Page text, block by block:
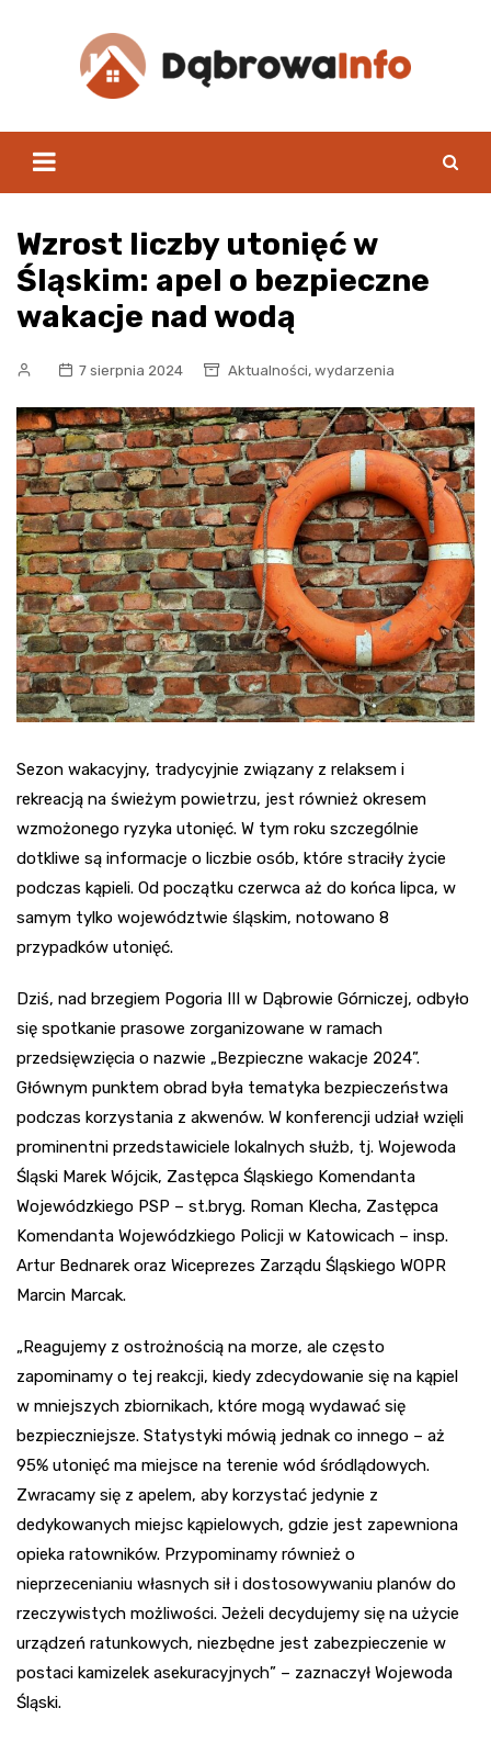
Wzrost liczby utonięć w
Śląskim: apel o bezpieczne
wakacje nad wodą
7 sierpnia 2024 Aktualności, wydarzenia
Sezon wakacyjny, tradycyjnie związany z relaksem i
rekreacją na świeżym powietrzu, jest również okresem
wzmożonego ryzyka utonięć. W tym roku szczególnie
dotkliwe są informacje o liczbie osób, które straciły życie
podczas kąpieli. Od początku czerwca aż do końca lipca, w
samym tylko województwie śląskim, notowano 8
przypadków utonięć.
Dziś, nad brzegiem Pogoria III w Dąbrowie Górniczej, odbyło
się spotkanie prasowe zorganizowane w ramach
przedsięwzięcia o nazwie „Bezpieczne wakacje 2024”.
Głównym punktem obrad była tematyka bezpieczeństwa
podczas korzystania z akwenów. W konferencji udział wzięli
prominentni przedstawiciele lokalnych służb, tj. Wojewoda
Śląski Marek Wójcik, Zastępca Śląskiego Komendanta
Wojewódzkiego PSP – st.bryg. Roman Klecha, Zastępca
Komendanta Wojewódzkiego Policji w Katowicach – insp.
Artur Bednarek oraz Wiceprezes Zarządu Śląskiego WOPR
Marcin Marcak.
„Reagujemy z ostrożnością na morze, ale często
zapominamy o tej reakcji, kiedy zdecydowanie się na kąpiel
w mniejszych zbiornikach, które mogą wydawać się
bezpieczniejsze. Statystyki mówią jednak co innego – aż
95% utonięć ma miejsce na terenie wód śródlądowych.
Zwracamy się z apelem, aby korzystać jedynie z
dedykowanych miejsc kąpielowych, gdzie jest zapewniona
opieka ratowników. Przypominamy również o
nieprzecenianiu własnych sił i dostosowywaniu planów do
rzeczywistych możliwości. Jeżeli decydujemy się na użycie
urządzeń ratunkowych, niezbędne jest zabezpieczenie w
postaci kamizelek asekuracyjnych” – zaznaczył Wojewoda
Śląski.